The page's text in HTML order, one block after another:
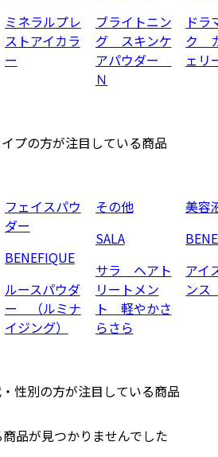
ミネラルプレ
ストアイカラ
ー
ブライトニン
グ スキンケ
アパウダー
Ｎ
ドラ
ク
ェ
プの方が注目している商品
フェイスパウ
ダー
BENEFIQUE
ルースパウダ
ー （ルミナ
イジング）
その他
SALA
サラ ヘアト
リートメン
ト 軽やかさ
らさら
美容
アイ
ン
性別の方が注目している商品
品が見つかりませんでした